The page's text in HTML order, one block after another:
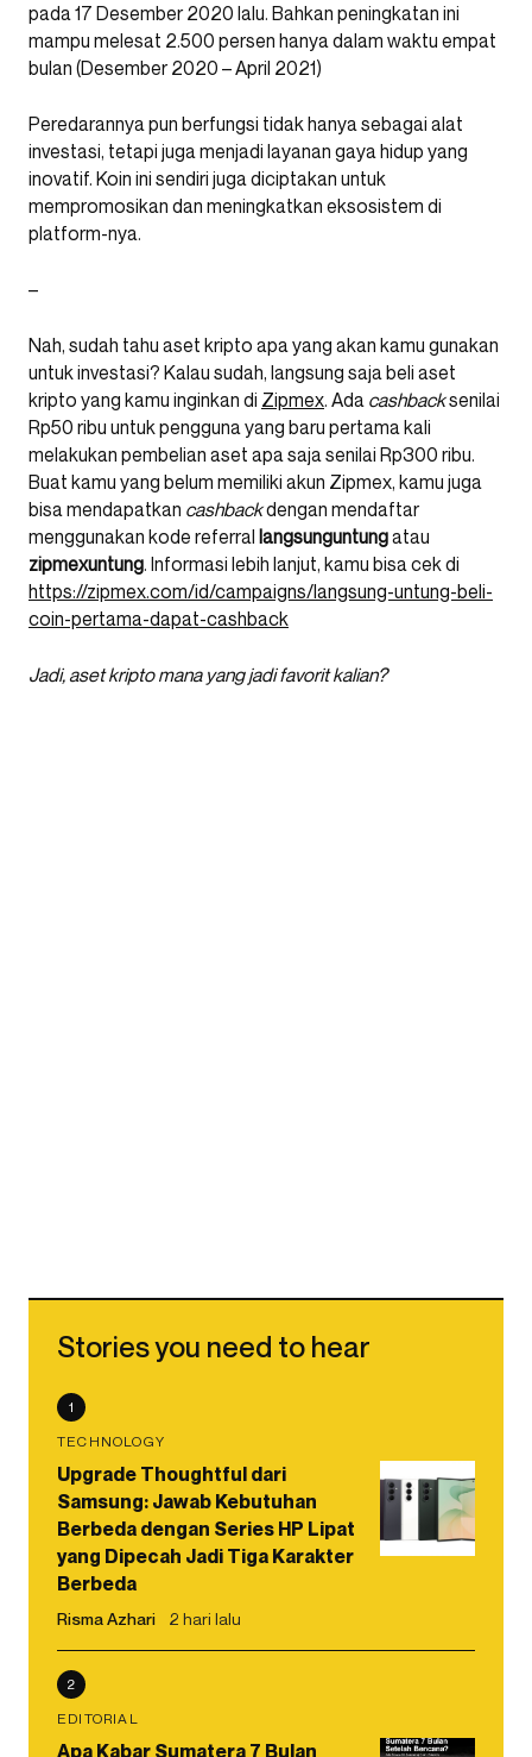
pada 17 Desember 2020 lalu. Bahkan peningkatan ini
mampu melesat 2.500 persen hanya dalam waktu empat
bulan (Desember 2020 – April 2021)
Peredarannya pun berfungsi tidak hanya sebagai alat
investasi, tetapi juga menjadi layanan gaya hidup yang
inovatif. Koin ini sendiri juga diciptakan untuk
mempromosikan dan meningkatkan eksosistem di
platform-nya.
–
Nah, sudah tahu aset kripto apa yang akan kamu gunakan
untuk investasi? Kalau sudah, langsung saja beli aset
kripto yang kamu inginkan di Zipmex. Ada cashbacksenilai
Rp50 ribu untuk pengguna yang baru pertama kali
melakukan pembelian aset apa saja senilai Rp300 ribu.
Buat kamu yang belum memiliki akun Zipmex, kamu juga
bisa mendapatkan cashbackdengan mendaftar
menggunakan kode referral langsunguntungatau
zipmexuntung. Informasi lebih lanjut, kamu bisa cek di
https://zipmex.com/id/campaigns/langsung-untung-beli-
coin-pertama-dapat-cashback
Jadi, aset kripto mana yang jadi favorit kalian?
Stories you need to hear
1
TECHNOLOGY
Upgrade Thoughtful dari
Samsung: Jawab Kebutuhan
Berbeda dengan Series HP Lipat
yang Dipecah Jadi Tiga Karakter
Berbeda
Risma Azhari 2 hari lalu
2
EDITORIAL
Apa Kabar Sumatera 7 Bulan